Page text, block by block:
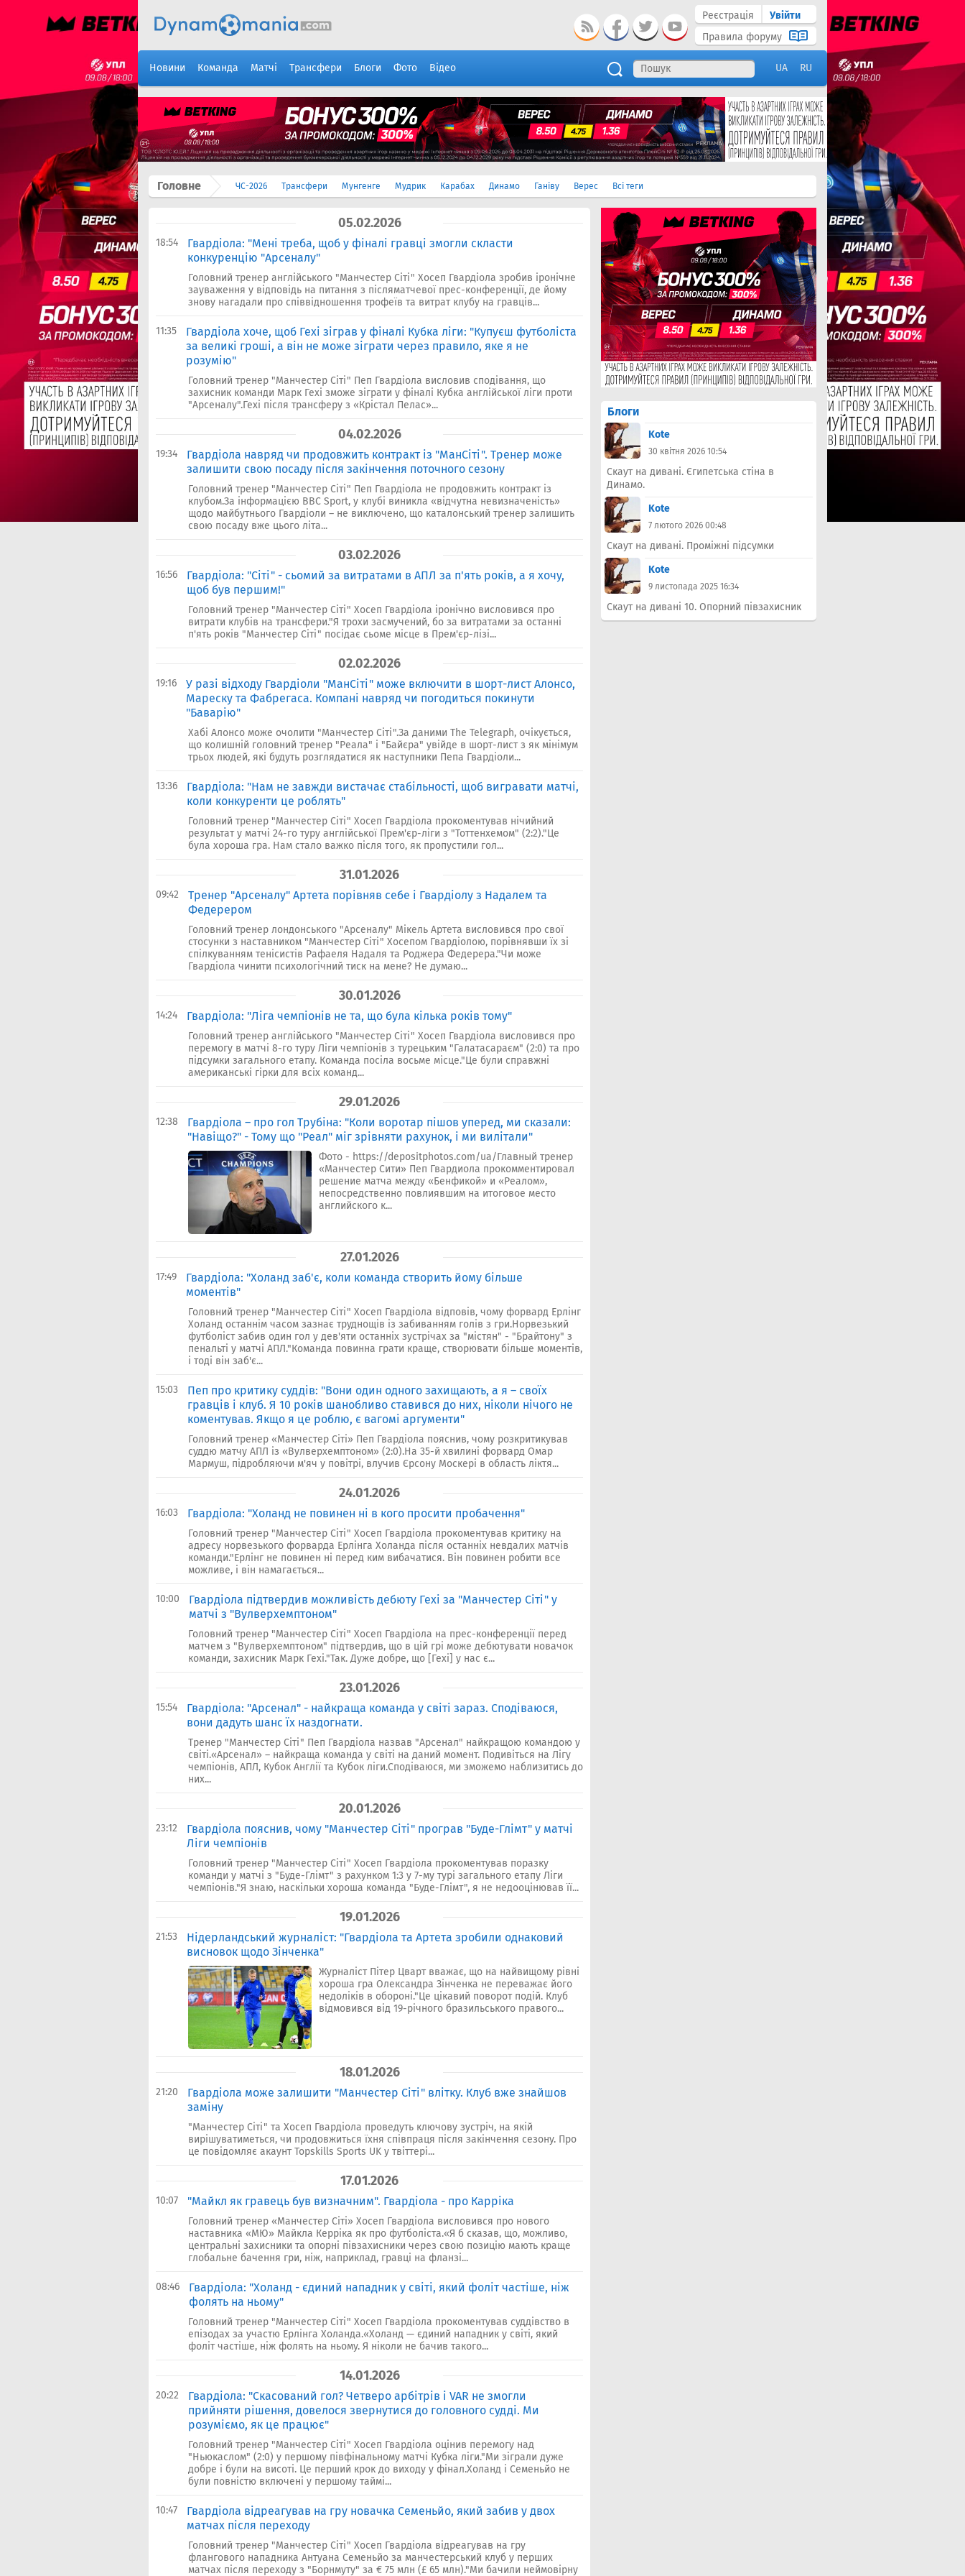
Реєстрація
Увійти
Правила форуму
Новини Команда Матчі Трансфери Блоги Фото Відео UA RU
Головне ЧС-2026 Трансфери Мунгенге Мудрик Карабах Динамо Ганіву Верес Всі теги
05.02.2026
18:54
Гвардіола: "Мені треба, щоб у фіналі гравці змогли скласти
конкуренцію "Арсеналу"
Головний тренер англійського "Манчестер Сіті" Хосеп Гвардіола зробив іронічне
зауваження у відповідь на питання з післяматчевої прес-конференції, де йому
знову нагадали про співвідношення трофеїв та витрат клубу на гравців...
11:35
Гвардіола хоче, щоб Гехі зіграв у фіналі Кубка ліги: "Купуєш футболіста
за великі гроші, а він не може зіграти через правило, яке я не
розумію"
Головний тренер "Манчестер Сіті" Пеп Гвардіола висловив сподівання, що
захисник команди Марк Гехі зможе зіграти у фіналі Кубка англійської ліги проти
"Арсеналу".Гехі після трансферу з «Крістал Пелас»...
04.02.2026
19:34
Гвардіола навряд чи продовжить контракт із "МанСіті". Тренер може
залишити свою посаду після закінчення поточного сезону
Головний тренер "Манчестер Сіті" Пеп Гвардіола не продовжить контракт із
клубом.За інформацією BBC Sport, у клубі виникла «відчутна невизначеність»
щодо майбутнього Гвардіоли – не виключено, що каталонський тренер залишить
свою посаду вже цього літа...
03.02.2026
16:56
Гвардіола: "Сіті" - сьомий за витратами в АПЛ за п'ять років, а я хочу,
щоб був першим!"
Головний тренер "Манчестер Сіті" Хосеп Гвардіола іронічно висловився про
витрати клубів на трансфери."Я трохи засмучений, бо за витратами за останні
п'ять років "Манчестер Сіті" посідає сьоме місце в Прем'єр-лізі...
02.02.2026
19:16
У разі відходу Гвардіоли "МанСіті" може включити в шорт-лист Алонсо,
Мареску та Фабрегаса. Компані навряд чи погодиться покинути
"Баварію"
Хабі Алонсо може очолити "Манчестер Сіті".За даними The Telegraph, очікується,
що колишній головний тренер "Реала" і "Байєра" увійде в шорт-лист з як мінімум
трьох людей, які будуть розглядатися як наступники Пепа Гвардіоли...
13:36
Гвардіола: "Нам не завжди вистачає стабільності, щоб вигравати матчі,
коли конкуренти це роблять"
Головний тренер "Манчестер Сіті" Хосеп Гвардіола прокоментував нічийний
результат у матчі 24-го туру англійської Прем'єр-ліги з "Тоттенхемом" (2:2)."Це
була хороша гра. Нам стало важко після того, як пропустили гол...
31.01.2026
09:42
Тренер "Арсеналу" Артета порівняв себе і Гвардіолу з Надалем та
Федерером
Головний тренер лондонського "Арсеналу" Мікель Артета висловився про свої
стосунки з наставником "Манчестер Сіті" Хосепом Гвардіолою, порівнявши їх зі
спілкуванням тенісистів Рафаеля Надаля та Роджера Федерера."Чи може
Гвардіола чинити психологічний тиск на мене? Не думаю...
30.01.2026
14:24 Гвардіола: "Ліга чемпіонів не та, що була кілька років тому"
Головний тренер англійського "Манчестер Сіті" Хосеп Гвардіола висловився про
перемогу в матчі 8-го туру Ліги чемпіонів з турецьким "Галатасараєм" (2:0) та про
підсумки загального етапу. Команда посіла восьме місце."Це були справжні
американські гірки для всіх команд...
29.01.2026
12:38
Гвардіола – про гол Трубіна: "Коли воротар пішов уперед, ми сказали:
"Навіщо?" - Тому що "Реал" міг зрівняти рахунок, і ми вилітали"
Фото - https://depositphotos.com/ua/Главный тренер
«Манчестер Сити» Пеп Гвардиола прокомментировал
решение матча между «Бенфикой» и «Реалом»,
непосредственно повлиявшим на итоговое место
английского к...
27.01.2026
17:49
Гвардіола: "Холанд заб'є, коли команда створить йому більше
моментів"
Головний тренер "Манчестер Сіті" Хосеп Гвардіола відповів, чому форвард Ерлінг
Холанд останнім часом зазнає труднощів із забиванням голів з гри.Норвезький
футболіст забив один гол у дев'яти останніх зустрічах за "містян" - "Брайтону" з
пенальті у матчі АПЛ."Команда повинна грати краще, створювати більше моментів,
і тоді він заб'є...
15:03
Пеп про критику суддів: "Вони один одного захищають, а я – своїх
гравців і клуб. Я 10 років шанобливо ставився до них, ніколи нічого не
коментував. Якщо я це роблю, є вагомі аргументи"
Головний тренер «Манчестер Сіті» Пеп Гвардіола пояснив, чому розкритикував
суддю матчу АПЛ із «Вулверхемптоном» (2:0).На 35-й хвилині форвард Омар
Мармуш, підробляючи м'яч у повітрі, влучив Єрсону Москері в область ліктя...
24.01.2026
16:03 Гвардіола: "Холанд не повинен ні в кого просити пробачення"
Головний тренер "Манчестер Сіті" Хосеп Гвардіола прокоментував критику на
адресу норвезького форварда Ерлінга Холанда після останніх невдалих матчів
команди."Ерлінг не повинен ні перед ким вибачатися. Він повинен робити все
можливе, і він намагається...
10:00
Гвардіола підтвердив можливість дебюту Гехі за "Манчестер Сіті" у
матчі з "Вулверхемптоном"
Головний тренер "Манчестер Сіті" Хосеп Гвардіола на прес-конференції перед
матчем з "Вулверхемптоном" підтвердив, що в цій грі може дебютувати новачок
команди, захисник Марк Гехі."Так. Дуже добре, що [Гехі] у нас є...
23.01.2026
15:54
Гвардіола: "Арсенал" - найкраща команда у світі зараз. Сподіваюся,
вони дадуть шанс їх наздогнати.
Тренер "Манчестер Сіті" Пеп Гвардіола назвав "Арсенал" найкращою командою у
світі.«Арсенал» – найкраща команда у світі на даний момент. Подивіться на Лігу
чемпіонів, АПЛ, Кубок Англії та Кубок ліги.Сподіваюся, ми зможемо наблизитись до
них...
20.01.2026
23:12
Гвардіола пояснив, чому "Манчестер Сіті" програв "Буде-Глімт" у матчі
Ліги чемпіонів
Головний тренер "Манчестер Сіті" Хосеп Гвардіола прокоментував поразку
команди у матчі з "Буде-Глімт" з рахунком 1:3 у 7-му турі загального етапу Ліги
чемпіонів."Я знаю, наскільки хороша команда "Буде-Глімт", я не недооцінював її...
19.01.2026
21:53
Нідерландський журналіст: "Гвардіола та Артета зробили однаковий
висновок щодо Зінченка"
Журналіст Пітер Цварт вважає, що на найвищому рівні
хороша гра Олександра Зінченка не переважає його
недоліків в обороні."Це цікавий поворот подій. Клуб
відмовився від 19-річного бразильського правого...
18.01.2026
21:20
Гвардіола може залишити "Манчестер Сіті" влітку. Клуб вже знайшов
заміну
"Манчестер Сіті" та Хосеп Гвардіола проведуть ключову зустріч, на якій
вирішуватиметься, чи продовжиться їхня співпраця після закінчення сезону. Про
це повідомляє акаунт Topskills Sports UK у твіттері...
17.01.2026
10:07 "Майкл як гравець був визначним". Гвардіола - про Карріка
Головний тренер «Манчестер Сіті» Хосеп Гвардіола висловився про нового
наставника «МЮ» Майкла Керріка як про футболіста.«Я б сказав, що, можливо,
центральні захисники та опорні півзахисники через свою позицію мають краще
глобальне бачення гри, ніж, наприклад, гравці на фланзі...
08:46
Гвардіола: "Холанд - єдиний нападник у світі, який фоліт частіше, ніж
фолять на ньому"
Головний тренер "Манчестер Сіті" Хосеп Гвардіола прокоментував суддівство в
епізодах за участю Ерлінга Холанда.«Холанд — єдиний нападник у світі, який
фоліт частіше, ніж фолять на ньому. Я ніколи не бачив такого...
14.01.2026
20:22
Гвардіола: "Скасований гол? Четверо арбітрів і VAR не змогли
прийняти рішення, довелося звернутися до головного судді. Ми
розуміємо, як це працює"
Головний тренер "Манчестер Сіті" Хосеп Гвардіола оцінив перемогу над
"Ньюкаслом" (2:0) у першому півфінальному матчі Кубка ліги."Ми зіграли дуже
добре і були на висоті. Це перший крок до виходу у фінал.Холанд і Семеньйо не
були повністю включені у першому таймі...
10:47
Гвардіола відреагував на гру новачка Семеньйо, який забив у двох
матчах після переходу
Головний тренер "Манчестер Сіті" Хосеп Гвардіола відреагував на гру
флангового нападника Антуана Семеньйо за манчестерський клуб у перших
матчах після переходу з "Борнмуту" за € 75 млн (£ 65 млн)."Ми бачили неймовірну
Блоги
Kote
30 квітня 2026 10:54
Скаут на дивані. Єгипетська стіна в
Динамо.
Kote
7 лютого 2026 00:48
Скаут на дивані. Проміжні підсумки
Kote
9 листопада 2025 16:34
Скаут на дивані 10. Опорний півзахисник